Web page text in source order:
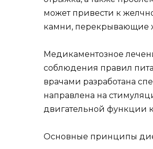
может привести к
камни, перекрывающие
Медикаментозное
соблюдения правил
врачами разработана
направлена на
двигательной функции
Основные принципы